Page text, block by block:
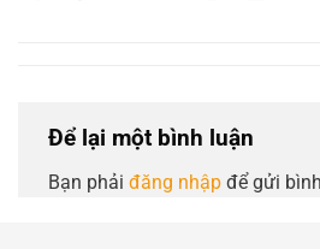
Để lại một bình luận
Bạn phải đăng nhập để gửi